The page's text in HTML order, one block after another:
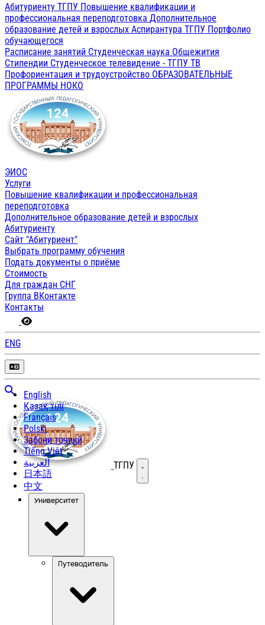
Абитуриенту ТГПУ Повышение квалификации и
профессиональная переподготовка Дополнительное
образование детей и взрослых Аспирантура ТГПУ Портфолио
обучающегося
Расписание занятий Студенческая наука Общежития
Стипендии Студенческое телевидение - ТГПУ ТВ
Профориентация и трудоустройство ОБРАЗОВАТЕЛЬНЫЕ
ПРОГРАММЫ НОКО
ЭИОС
Услуги
Повышение квалификации и профессиональная
переподготовка
Дополнительное образование детей и взрослых
Абитуриенту
Сайт "Абитуриент"
Выбрать программу обучения
Подать документы о приёме
Стоимость
Для граждан СНГ
Группа ВКонтакте
Контакты
ENG
English
Қазақ тілі
Français
Polski
Забони тоҷикӣ
Tiếng Việt
العربية
日本語
中文
ТГПУ Открыть меню
Университет
Путеводитель